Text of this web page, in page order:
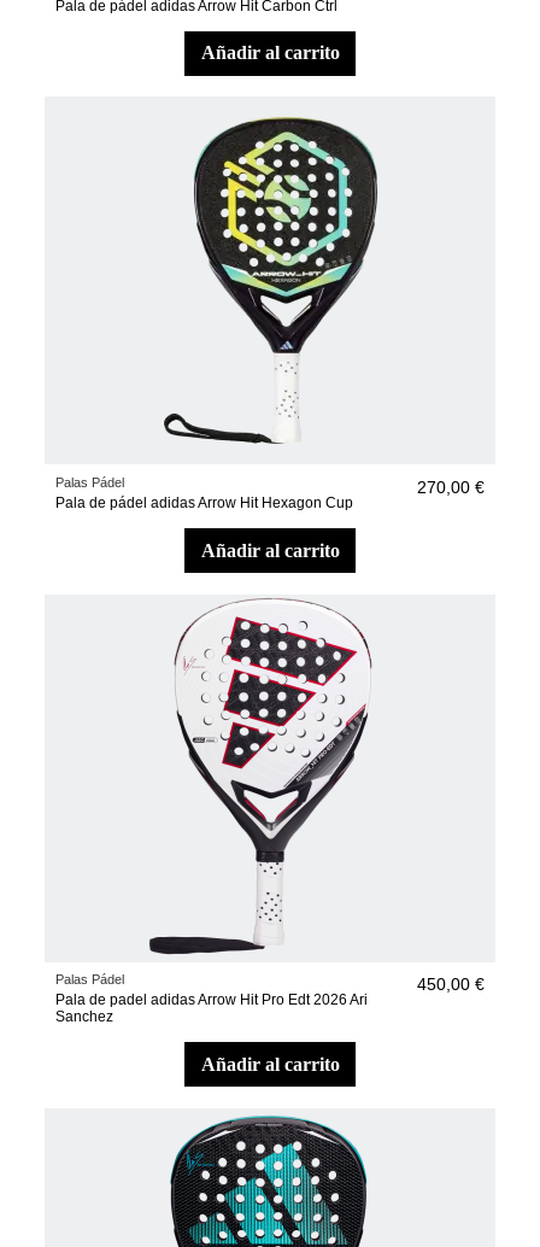
Pala de pádel adidas Arrow Hit Carbon Ctrl
añadir al carrito
Palas Pádel
Pala de pádel adidas Arrow Hit Hexagon Cup
270,00 €
añadir al carrito
Palas Pádel
Pala de padel adidas Arrow Hit Pro Edt 2026 Ari
Sanchez
450,00 €
añadir al carrito